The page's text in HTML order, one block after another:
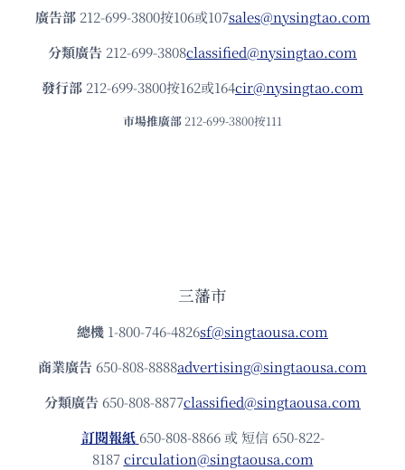
廣告部212-699-3800按106或107sales@nysingtao.com
分類廣告 212-699-3808classified@nysingtao.com
發⾏部 212-699-3800按162或164cir@nysingtao.com
市場推廣部 212-699-3800按111
三藩市
總機 1-800-746-4826sf@singtaousa.com
商業廣告 650-808-8888advertising@singtaousa.com
分類廣告 650-808-8877classified@singtaousa.com
訂閱報紙 650-808-8866 或 短信 650-822-
8187circulation@singtaousa.com